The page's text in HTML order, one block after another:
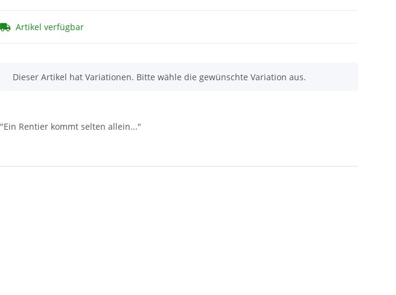
Artikel verfügbar
x
Dieser Artikel hat Variationen. Bitte wähle die gewünschte Variation aus.
"Ein Rentier kommt selten allein..."